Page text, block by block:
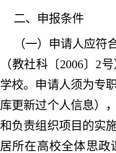
二、申报条件
（一）申请人应
（教社科〔2006〕2
学校。申请人须为专
库更新过个人信息）
和负责组织项目的实
居所在高校全体思政